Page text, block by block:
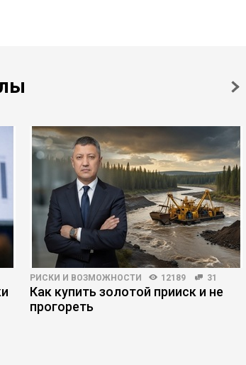
РИСКИ И ВОЗМОЖНОСТИ 12189 31
Как купить золотой прииск и не
прогореть